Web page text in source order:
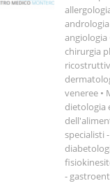
andrologia
angiologia
chirurgia
veneree
dietologia
specialisti
-